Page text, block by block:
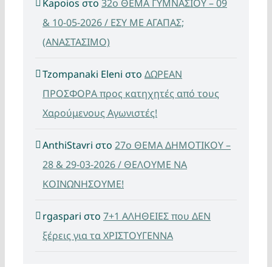
Kapoios στο 32ο ΘΕΜΑ ΓΥΜΝΑΣΙΟΥ – 09
& 10-05-2026 / ΕΣΥ ΜΕ ΑΓΑΠΑΣ;
(ΑΝΑΣΤΑΣΙΜΟ)
Tzompanaki Eleni στο ΔΩΡΕΑΝ
ΠΡΟΣΦΟΡΑ προς κατηχητές από τους
Χαρούμενους Αγωνιστές!
AnthiStavri στο 27ο ΘΕΜΑ ΔΗΜΟΤΙΚΟΥ –
28 & 29-03-2026 / ΘΕΛΟΥΜΕ ΝΑ
ΚΟΙΝΩΝΗΣΟΥΜΕ!
rgaspari στο 7+1 ΑΛΗΘΕΙΕΣ που ΔΕΝ
ξέρεις για τα ΧΡΙΣΤΟΥΓΕΝΝΑ